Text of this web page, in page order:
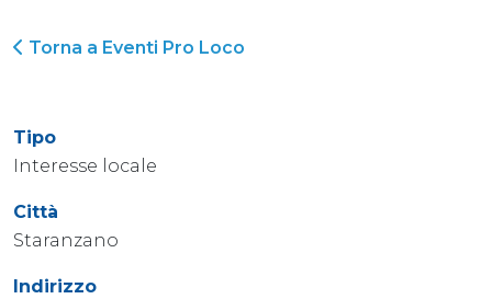
Torna a Eventi Pro Loco
Tipo
Interesse locale
Città
Staranzano
Indirizzo